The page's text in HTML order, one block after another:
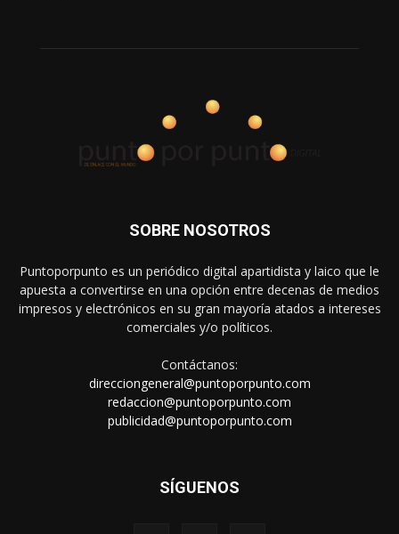
SOBRE NOSOTROS
Puntoporpunto es un periódico digital apartidista y laico que le
apuesta a convertirse en una opción entre decenas de medios
impresos y electrónicos en su gran mayoría atados a intereses
comerciales y/o políticos.
Contáctanos:
direcciongeneral@puntoporpunto.com
redaccion@puntoporpunto.com
publicidad@puntoporpunto.com
SÍGUENOS